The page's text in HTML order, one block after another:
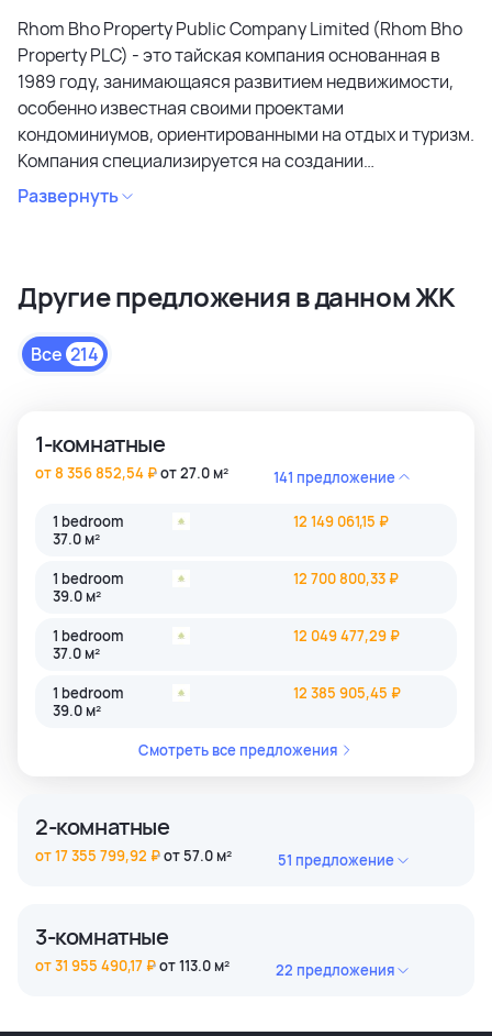
Rhom Bho Property Public Company Limited (Rhom Bho
Property PLC) - это тайская компания основанная в
1989 году, занимающаяся развитием недвижимости,
особенно известная своими проектами
кондоминиумов, ориентированными на отдых и туризм.
Компания специализируется на создании
кондоминиумов в привлекательных районах, уделяя
особое внимание дизайну, качеству строительства и
коммерческих объектах и жилой недвижимости
высокого качества в сегментах недвижимости
премиального и среднего класса. Среди районов
застройки как престижные комьюнити Бангкока, так и
Развернуть
Другие предложения в данном ЖК
Все 214
1-комнатные
от 27.0 м²
от 8 356 852,54 ₽ 141 предложение
1 bedroom
37.0 м²
12 149 061,15 ₽
1 bedroom
39.0 м²
12 700 800,33 ₽
1 bedroom
37.0 м²
12 049 477,29 ₽
1 bedroom
39.0 м²
12 385 905,45 ₽
Смотреть все предложения
2-комнатные
от 57.0 м²
от 17 355 799,92 ₽ 51 предложение
2 bedroom
3-комнатные
от 113.0 м²
от 31 955 490,17 ₽ 22 предложения
119.0 м²